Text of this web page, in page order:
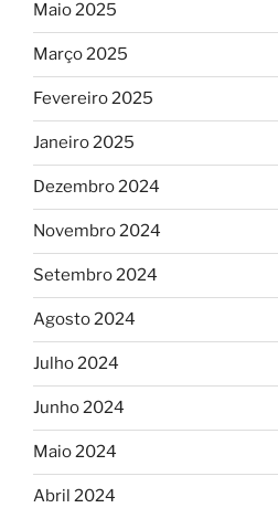
Maio 2025
Março 2025
Fevereiro 2025
Janeiro 2025
Dezembro 2024
Novembro 2024
Setembro 2024
Agosto 2024
Julho 2024
Junho 2024
Maio 2024
Abril 2024